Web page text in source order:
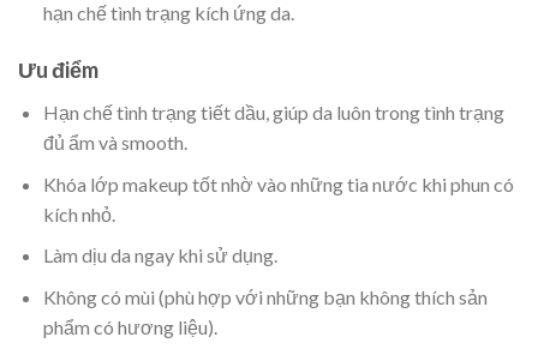
hạn chế tình trạng kích ứng da.
Ưu điểm
Hạn chế tình trạng tiết dầu, giúp da luôn trong tình trạng
đủ ẩm và smooth.
Khóa lớp makeup tốt nhờ vào những tia nước khi phun có
kích nhỏ.
Làm dịu da ngay khi sử dụng.
Không có mùi (phù hợp với những bạn không thích sản
phẩm có hương liệu).